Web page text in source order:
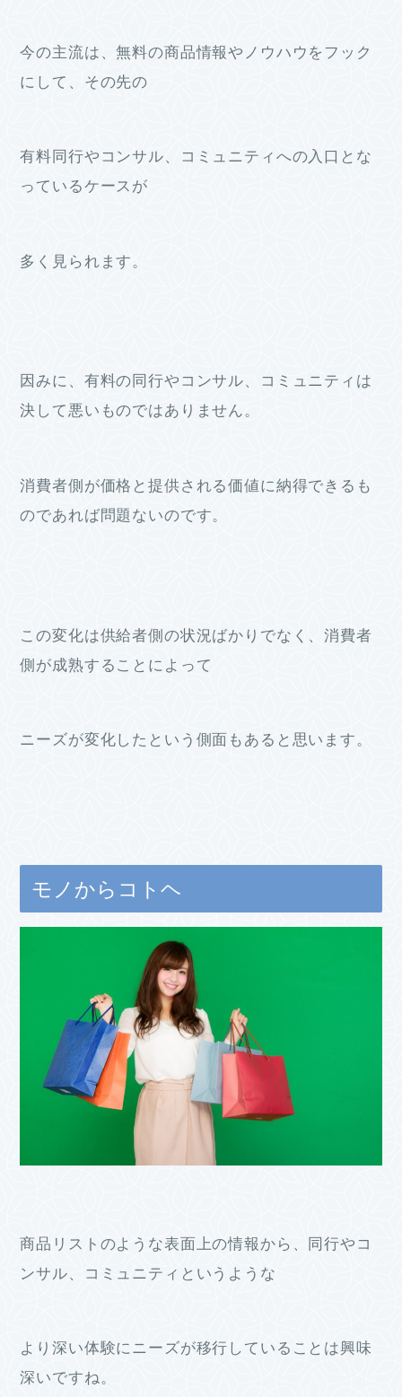
今の主流は、無料の商品情報やノウハウをフック
にして、その先の
有料同行やコンサル、コミュニティへの入口とな
っているケースが
多く見られます。
因みに、有料の同行やコンサル、コミュニティは
決して悪いものではありません。
消費者側が価格と提供される価値に納得できるも
のであれば問題ないのです。
この変化は供給者側の状況ばかりでなく、消費者
側が成熟することによって
ニーズが変化したという側面もあると思います。
モノからコトヘ
商品リストのような表面上の情報から、同行やコ
ンサル、コミュニティというような
より深い体験にニーズが移行していることは興味
深いですね。